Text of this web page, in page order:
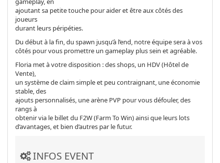
ajoutant sa petite touche pour aider et être aux côtés des
joueurs
durant leurs péripéties.
Du début à la fin, du spawn jusqu’à l’end, notre équipe sera à vos
côtés pour vous promettre un gameplay plus sein et agréable.
Floria met à votre disposition : des shops, un HDV (Hôtel de
Vente),
un système de claim simple et peu contraignant, une économie
stable, des
ajouts personnalisés, une arène PVP pour vous défouler, des
rangs à
obtenir via le billet du F2W (Farm To Win) ainsi que leurs lots
d’avantages, et bien d’autres par le futur.
INFOS EVENT